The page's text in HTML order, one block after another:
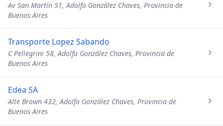
Av San Martín 51, Adolfo González Chaves, Provincia de
Buenos Aires
Transporte Lopez Sabando
C Pellegrini 58, Adolfo González Chaves, Provincia de
Buenos Aires
Edea SA
Alte Brown 432, Adolfo González Chaves, Provincia de
Buenos Aires